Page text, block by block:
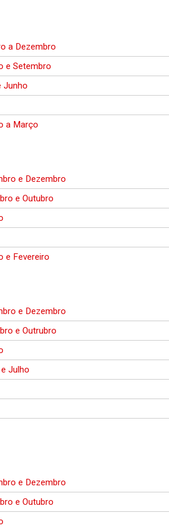
a Dezembro
e Setembro
Junho
a Março
e Dezembro
e Outubro
e Fevereiro
e Dezembro
e Outrubro
Julho
e Dezembro
e Outubro